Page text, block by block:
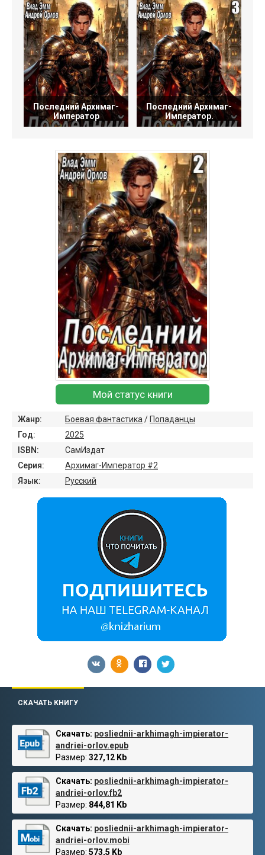
Последний Архимаг-
Император
Последний Архимаг-
Император.
Мой статус книги
Жанр: Боевая фантастика / Попаданцы
Год:
2025
ISBN:
СамИздат
Серия:
Архимаг-Император #2
Язык:
Русский
СКАЧАТЬ КНИГУ
Скачать: posliednii-arkhimagh-impierator-
andriei-orlov.epub
Размер: 327,12 Kb
Скачать: posliednii-arkhimagh-impierator-
andriei-orlov.fb2
Размер: 844,81 Kb
Скачать: posliednii-arkhimagh-impierator-
andriei-orlov.mobi
Размер: 573,5 Kb